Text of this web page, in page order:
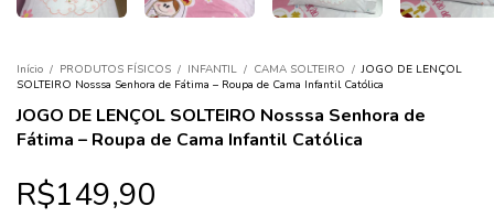
Início / PRODUTOS FÍSICOS / INFANTIL / CAMA SOLTEIRO / JOGO DE LENÇOL
SOLTEIRO Nosssa Senhora de Fátima – Roupa de Cama Infantil Católica
JOGO DE LENÇOL SOLTEIRO Nosssa Senhora de
Fátima – Roupa de Cama Infantil Católica
R$149,90